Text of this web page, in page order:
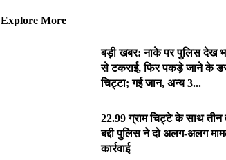
Explore More
बड़ी खबर: नाके पर पुलिस देख
से टकराई, फिर पकड़े जाने के
चिट्टा; गई जान, अन्य 3...
22.99 ग्राम चिट्टे के साथ तीन
बद्दी पुलिस ने दो अलग-अलग
कार्रवाई